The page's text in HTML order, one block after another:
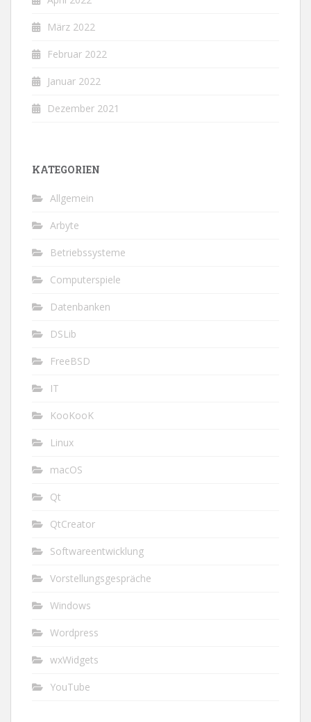
März 2022
Februar 2022
Januar 2022
Dezember 2021
KATEGORIEN
Allgemein
Arbyte
Betriebssysteme
Computerspiele
Datenbanken
DSLib
FreeBSD
IT
KooKooK
Linux
macOS
Qt
QtCreator
Softwareentwicklung
Vorstellungsgespräche
Windows
Wordpress
wxWidgets
YouTube